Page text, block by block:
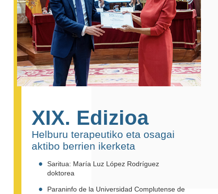
XIX. Edizioa
Helburu terapeutiko eta osagai
aktibo berrien ikerketa
Saritua: María Luz López Rodríguez
doktorea
Paraninfo de la Universidad Complutense de